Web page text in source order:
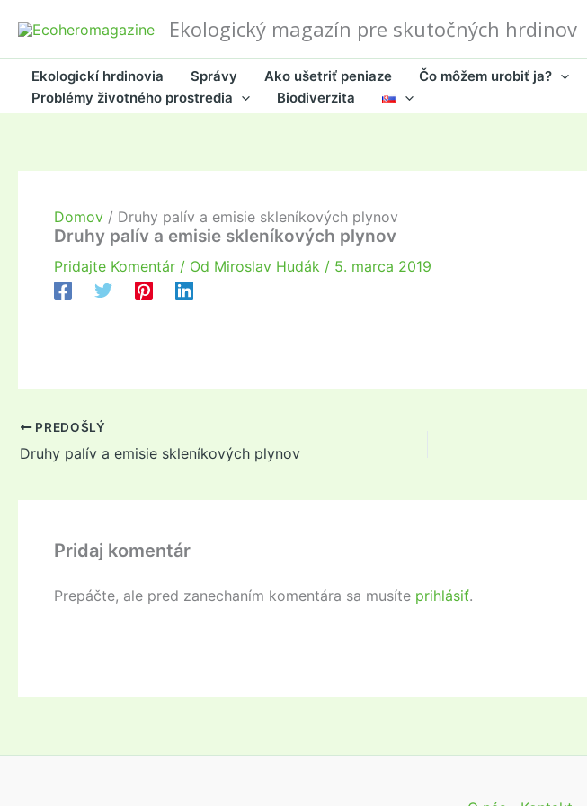
obsah
Ekologický magazín pre skutočných hrdinov
Ekologickí hrdinovia Správy Ako ušetriť peniaze Čo môžem urobiť ja?
Problémy životného prostredia
Biodiverzita
Domov Druhy palív a emisie skleníkových plynov
Druhy palív a emisie skleníkových plynov
Pridajte Komentár / Od Miroslav Hudák / 5. marca 2019
PREDOŠLÝ
Druhy palív a emisie skleníkových plynov
Pridaj komentár
Prepáčte, ale pred zanechaním komentára sa musíte prihlásiť.